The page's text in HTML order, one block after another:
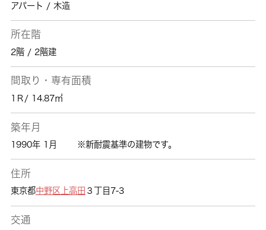
アパート / 木造
所在階
2階 / 2階建
間取り・専有面積
1Ｒ/ 14.87㎡
築年月
1990年 1月 ※新耐震基準の建物です。
住所
東京都中野区 上高田 ３丁目7-3
交通